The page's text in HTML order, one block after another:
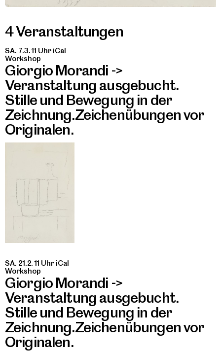
4 Veranstaltungen
SA. 7.3. 11 Uhr iCal
Workshop
Giorgio Morandi ->
Veranstaltung ausgebucht.
Stille und Bewegung in der
Zeichnung.Zeichenübungen vor
Originalen.
SA. 21.2. 11 Uhr iCal
Workshop
Giorgio Morandi ->
Veranstaltung ausgebucht.
Stille und Bewegung in der
Zeichnung.Zeichenübungen vor
Originalen.